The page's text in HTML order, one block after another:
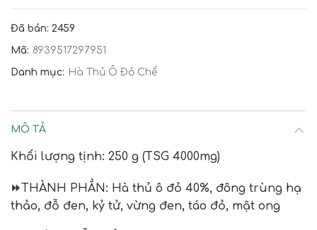
Đã bán: 2459
Mã: 8939517297951
Danh mục: Hà Thủ Ô Đỏ Chế
MÔ TẢ
Khối lượng tịnh: 250 g (TSG 4000mg)
⏩THÀNH PHẦN : Hà thủ ô đỏ 40%, đông trùng hạ
thảo, đỗ đen, kỷ tử, vừng đen, táo đỏ, mật ong